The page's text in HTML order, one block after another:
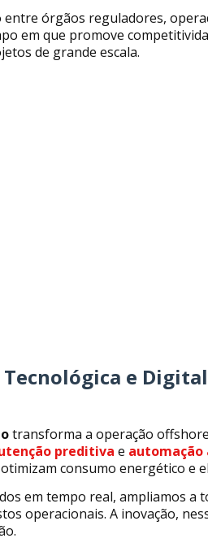
entre órgãos reguladores,
em que promove
de grande escala.
e
transforma a operação
preditiva e automação
consumo energético e
em tempo real, ampliamos a
operacionais. A inovação,